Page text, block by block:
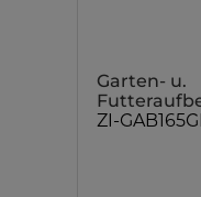
Garten- u.
ZI-